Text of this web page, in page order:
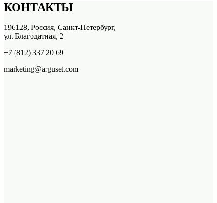
КОНТАКТЫ
196128, Россия, Санкт-Петербург,
ул. Благодатная, 2
+7 (812) 337 20 69
marketing@arguset.com